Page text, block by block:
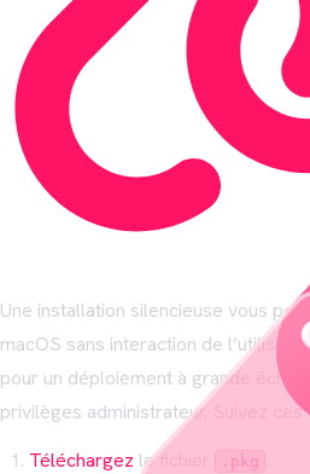
Une installation silencieuse vous
macOS sans interaction de
pour un déploiement à grande
privilèges administrateur. Suivez ces
Téléchargez le fichier .pkg .